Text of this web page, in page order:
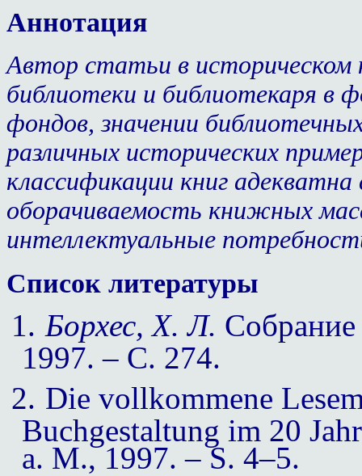
Аннотация
Автор статьи в
библиотеки и библиотекаря в
фондов, значении
различных исторических
классификации книг
оборачиваемость книжных
интеллектуальные
Список литературы
1. Борхес, Х. Л.
1997. – С. 274.
2. Die vollkommene
Buchgestaltung im 20
a. M., 1997. – S. 4–5.